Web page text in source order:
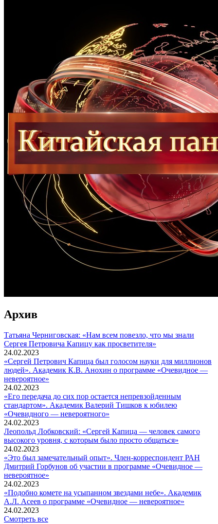
Архив
Татьяна Черниговская: «Нам всем повезло, что мы знали
Сергея Петровича Капицу как просветителя»
24.02.2023
«Сергей Петрович Капица был голосом науки для миллионов
людей». Академик К.В. Анохин о программе «Очевидное —
невероятное»
24.02.2023
«Его передача до сих пор остается непревзойденным
стандартом». Академик Валерий Тишков к юбилею
«Очевидного — невероятного»
24.02.2023
Леопольд Лобковский: «Сергей Капица — человек самого
высокого уровня, с которым было просто общаться»
24.02.2023
«Это был замечательный опыт». Член-корреспондент РАН
Дмитрий Горбунов об участии в программе «Очевидное —
невероятное»
24.02.2023
«Подобно комете на усыпанном звездами небе». Академик
А.Л. Асеев о программе «Очевидное — невероятное»
24.02.2023
Смотреть все